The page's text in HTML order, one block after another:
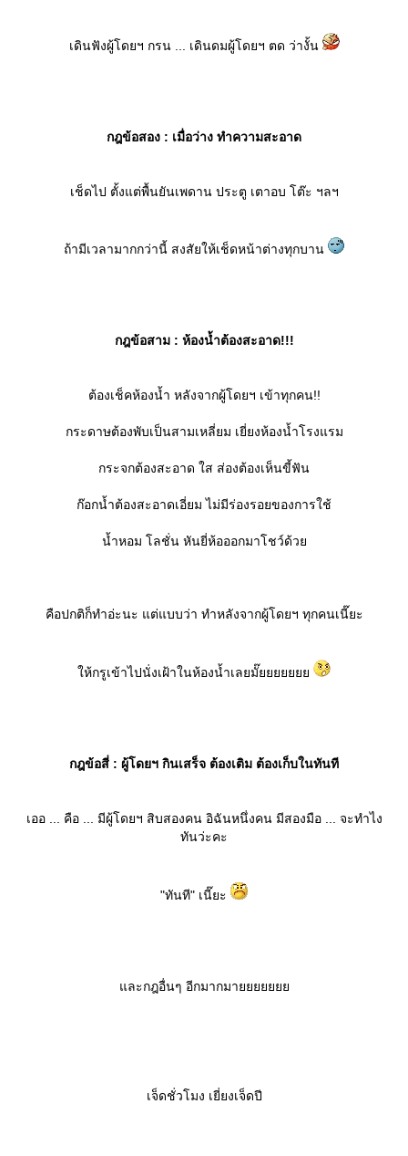
เดินฟังผู้โดยฯ กรน ... เดินดมผู้โดยฯ ตด ว่างั้น
กฎข้อสอง : เมื่อว่าง ทำความสะอาด
เช็ดไป ตั้งแต่พื้นยันเพดาน ประตู เตาอบ โต๊ะ ฯลฯ
ถ้ามีเวลามากกว่านี้ สงสัยให้เช็ดหน้าต่างทุกบาน
กฎข้อสาม : ห้องน้ำต้องสะอาด!!!
ต้องเช็คห้องน้ำ หลังจากผู้โดยฯ เข้าทุกคน!!
กระดาษต้องพับเป็นสามเหลี่ยม เยี่ยงห้องน้ำโรงแรม
กระจกต้องสะอาด ใส ส่องต้องเห็นขี้ฟัน
ก๊อกน้ำต้องสะอาดเอี่ยม ไม่มีร่องรอยของการใช้
น้ำหอม โลชั่น หันยี่ห้อออกมาโชว์ด้ว
คือปกติก็ทำอ่ะนะ แต่แบบว่า ทำหลังจากผู้โดยฯ ทุกคนเนี๊ยะ
ห้กรูเข้าไปนั่งเฝ้าในห้องน้ำเลยมั๊
กฎข้อสี่ : ผู้โดยฯ กินเสร็จ ต้องเติม ต้องเก็บในทันที
เออ ... คือ ... มีผู้โดยฯ สิบสองคน อิฉันหนึ่งคน มีสองมือ ... จะทำไง
ทันว่ะคะ
"ทันที" เนี๊ยะ
ละกฎอื่นๆ อีกมากมา
เจ็ดชั่วโมง เยี่ยงเจ็ดปี